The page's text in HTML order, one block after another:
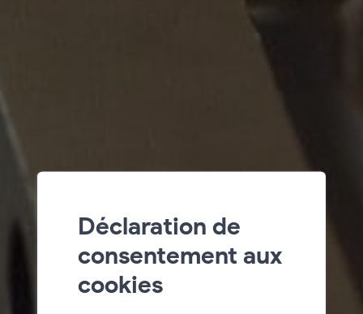
Déclaration de
consentement aux
cookies